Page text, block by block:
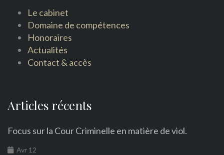
Le cabinet
Domaine de compétences
Honoraires
Actualités
Contact & accès
Articles récents
Focus sur la Cour Criminelle en matière de viol.
Avr 12